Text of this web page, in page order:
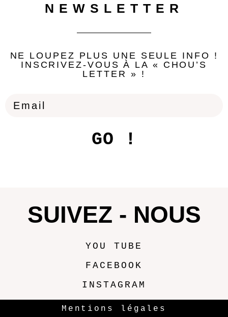
NEWSLETTER
NE LOUPEZ PLUS UNE SEULE INFO !
INSCRIVEZ-VOUS À LA « CHOU’S
LETTER » !
GO !
SUIVEZ - NOUS
YOU TUBE
FACEBOOK
INSTAGRAM
Mentions légales